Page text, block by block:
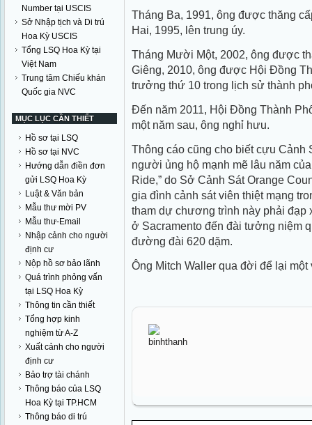
Number tại USCIS
Sở Nhập tịch và Di trú
Hoa Kỳ USCIS
Tổng LSQ Hoa Kỳ tại
Việt Nam
Trung tâm Chiếu khán
Quốc gia NVC
MỤC LỤC CẦN THIẾT
Hồ sơ tại LSQ
Hồ sơ tại NVC
Hướng dẫn điền đơn
gửi LSQ Hoa Kỳ
Luật & Văn bản
Mẫu thư mời PV
Mẫu thư-Email
Nhập cảnh cho người
định cư
Nộp hồ sơ bảo lãnh
Quá trình phỏng vấn
tại LSQ Hoa Kỳ
Thông tin cần thiết
Tổng hợp kinh
nghiệm từ A-Z
Xuất cảnh cho người
định cư
Bảo trợ tài chánh
Thông báo của LSQ
Hoa Kỳ tại TP.HCM
Thông báo di trú
Tháng Ba, 1991, ông được thăng
Hai, 1995, lên trung úy.
Tháng Mười Một, 2002, ông được
Giêng, 2010, ông được Hội Ðồng
trưởng thứ 10 trong lịch sử thành
Ðến năm 2011, Hội Ðồng Thành
một năm sau, ông nghỉ hưu.
Thông cáo cũng cho biết cựu Cảnh
người ủng hộ mạnh mẽ lâu năm
Ride,” do Sở Cảnh Sát Orange
gia đình cảnh sát viên thiệt mạng
tham dự chương trình này phải
ở Sacramento đến đài tưởng niệm
đường đài 620 dặm.
Ông Mitch Waller qua đời để lại